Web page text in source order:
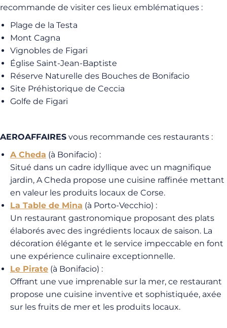
recommande de visiter ces lieux emblématiques :
Plage de la Testa
Mont Cagna
Vignobles de Figari
Église Saint-Jean-Baptiste
Réserve Naturelle des Bouches de Bonifacio
Site Préhistorique de Ceccia
Golfe de Figari
AEROAFFAIRES vous recommande ces restaurants :
A Cheda (à Bonifacio) :
Situé dans un cadre idyllique avec un magnifique
jardin, A Cheda propose une cuisine raffinée mettant
en valeur les produits locaux de Corse.
La Table de Mina (à Porto-Vecchio) :
Un restaurant gastronomique proposant des plats
élaborés avec des ingrédients locaux de saison. La
décoration élégante et le service impeccable en font
une expérience culinaire exceptionnelle.
Le Pirate (à Bonifacio) :
Offrant une vue imprenable sur la mer, ce restaurant
propose une cuisine inventive et sophistiquée, axée
sur les fruits de mer et les produits locaux.